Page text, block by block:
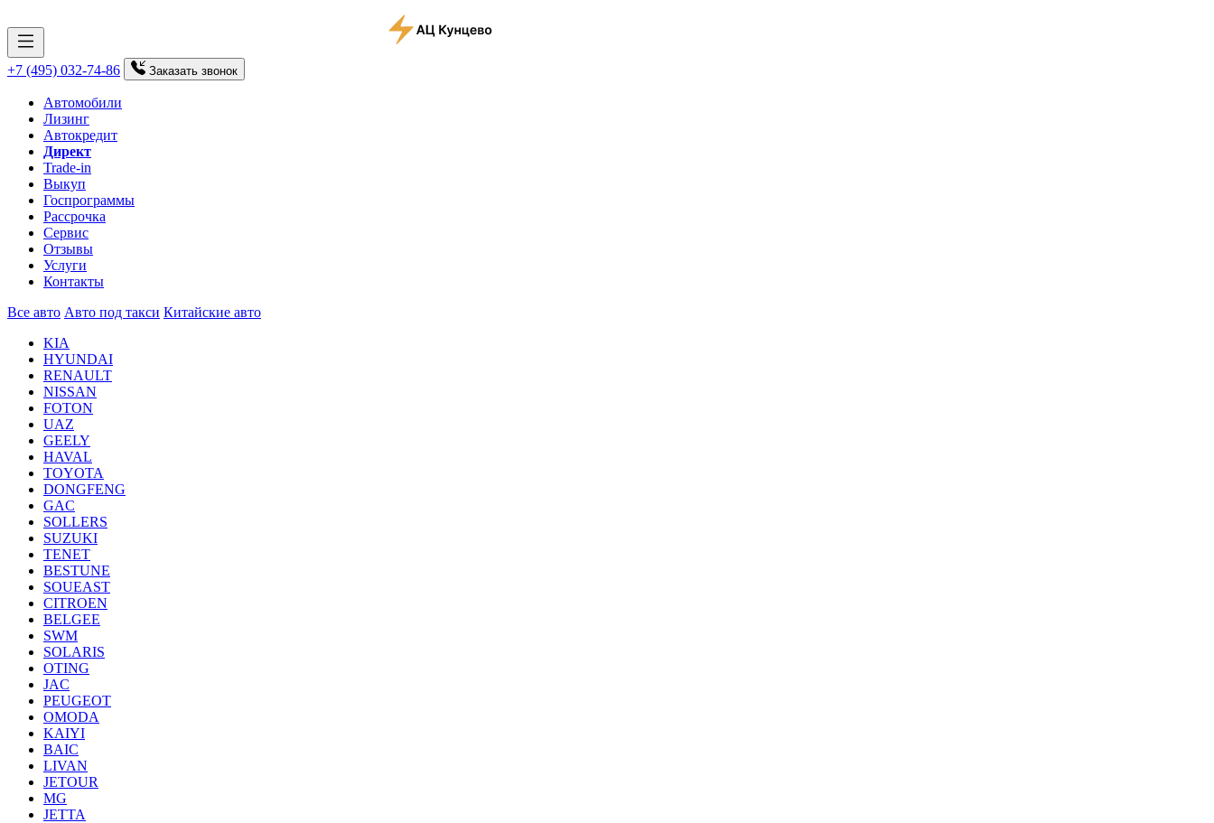
+7 (495) 032-74-86 Заказать звонок
Автомобили
Лизинг
Автокредит
Директ
Trade-in
Выкуп
Госпрограммы
Рассрочка
Сервис
Отзывы
Услуги
Контакты
Все авто Авто под такси Китайские авто
KIA
HYUNDAI
RENAULT
NISSAN
FOTON
UAZ
GEELY
HAVAL
TOYOTA
DONGFENG
GAC
SOLLERS
SUZUKI
TENET
BESTUNE
SOUEAST
CITROEN
BELGEE
SWM
SOLARIS
OTING
JAC
PEUGEOT
OMODA
KAIYI
BAIC
LIVAN
JETOUR
MG
JETTA